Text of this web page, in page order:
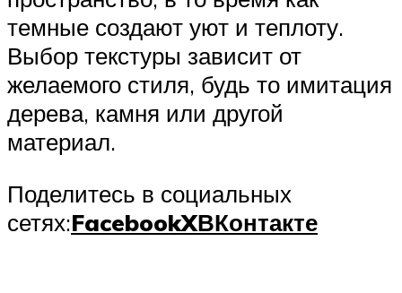
темные создают уют и теплоту.
Выбор текстуры зависит от
желаемого стиля, будь то имитация
дерева, камня или другой
материал.
Поделитесь в социальных
сетях:FacebookXВКонтакте